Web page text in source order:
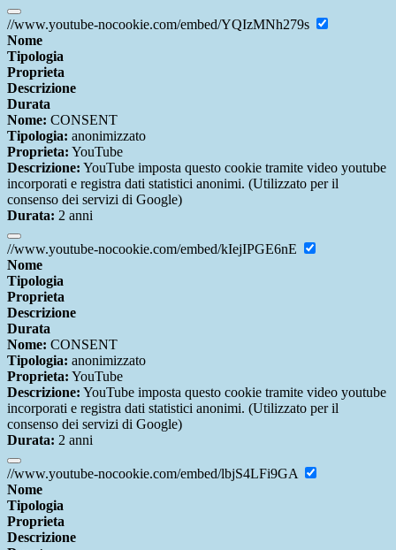
//www.youtube-nocookie.com/embed/YQIzMNh279s
Nome
Tipologia
Proprieta
Descrizione
Durata
Nome: CONSENT
Tipologia: anonimizzato
Proprieta: YouTube
Descrizione: YouTube imposta questo cookie tramite video youtube
incorporati e registra dati statistici anonimi. (Utilizzato per il
consenso dei servizi di Google)
Durata: 2 anni
//www.youtube-nocookie.com/embed/kIejIPGE6nE
Nome
Tipologia
Proprieta
Descrizione
Durata
Nome: CONSENT
Tipologia: anonimizzato
Proprieta: YouTube
Descrizione: YouTube imposta questo cookie tramite video youtube
incorporati e registra dati statistici anonimi. (Utilizzato per il
consenso dei servizi di Google)
Durata: 2 anni
//www.youtube-nocookie.com/embed/lbjS4LFi9GA
Nome
Tipologia
Proprieta
Descrizione